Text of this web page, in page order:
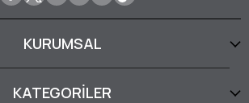
KURUMSAL
KATEGORİLER